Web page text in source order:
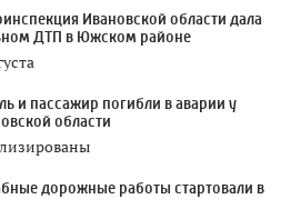
Ивановской области дала
ДТП в Южском районе
и пассажир погибли в аварии у
области
дорожные работы стартовали в